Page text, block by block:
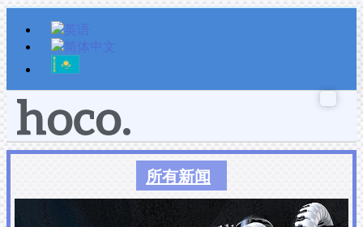
跳
至
内
容
所有新闻